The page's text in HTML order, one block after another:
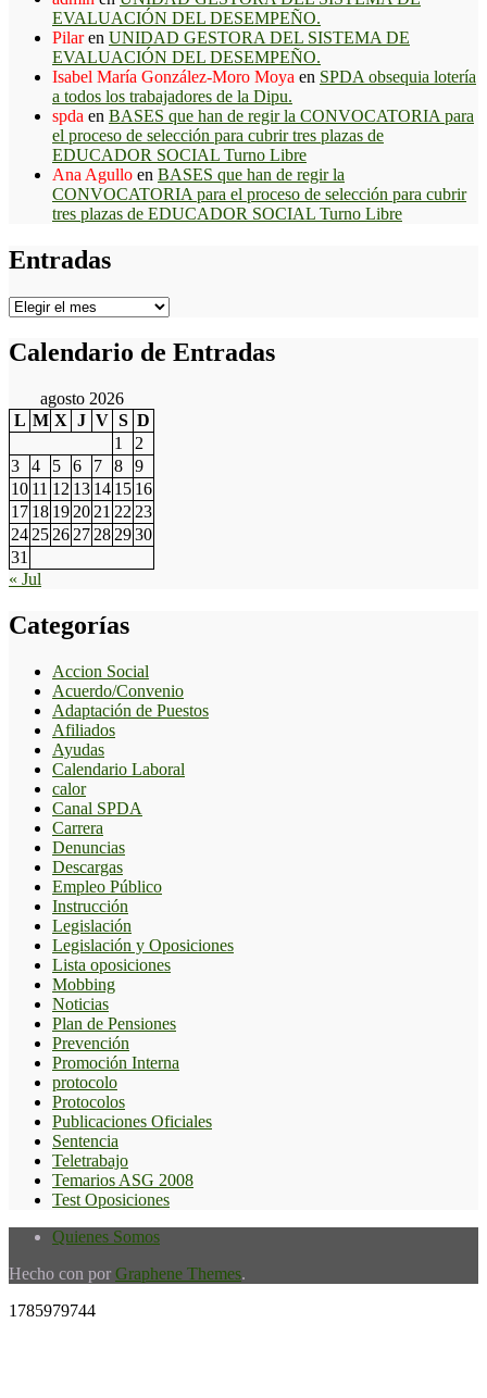
EVALUACIÓN DEL DESEMPEÑO.
Pilaren UNIDAD GESTORA DEL SISTEMA DE
EVALUACIÓN DEL DESEMPEÑO.
Isabel María González-Moro Moya en SPDA obsequia lotería
a todos los trabajadores de la Dipu.
spda en BASES que han de regir la CONVOCATORIA para
el proceso de selección para cubrir tres plazas de
EDUCADOR SOCIAL Turno Libre
Ana Agullo en BASES que han de regir la
CONVOCATORIA para el proceso de selección para cubrir
tres plazas de EDUCADOR SOCIAL Turno Libre
Entradas
Entradas
Calendario de Entradas
agosto 2026
L M X J V S D
1
2
3
4 5 6 7 8
9
10 11 12 13 14 15 16
17 18 19 20 21 22 23
24 25 26 27 28 2930
31
« Jul
Categorías
Accion Social
Acuerdo/Convenio
Adaptación de Puestos
Afiliados
Ayudas
Calendario Laboral
calor
Canal SPDA
Carrera
Denuncias
Descargas
Empleo Público
Instrucción
Legislación
Legislación y Oposiciones
Lista oposiciones
Mobbing
Noticias
Plan de Pensiones
Prevención
Promoción Interna
protocolo
Protocolos
Publicaciones Oficiales
Sentencia
Teletrabajo
Temarios ASG 2008
Test Oposiciones
Quienes Somos
Hecho con por Graphene Themes.
1785979744